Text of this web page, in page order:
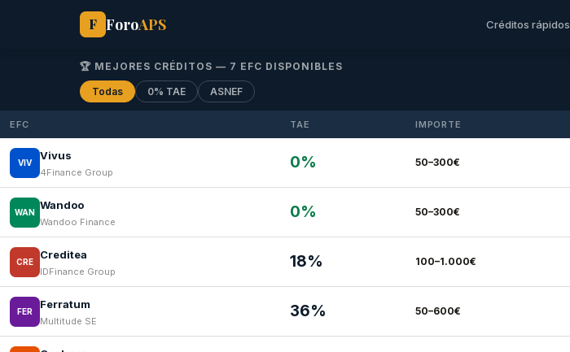
F ForoAPS Créditos rápidos
🏆 MEJORES CRÉDITOS — 7 EFC DISPONIBLES
Todas 0% TAE ASNEF
EFC TAE IMPORTE
VIV
Vivus
4Finance Group
0% 50–300€
WAN
Wandoo
Wandoo Finance
0% 50–300€
CRE
Creditea
IDFinance Group
18% 100–1.000€
FER
Ferratum
Multitude SE
36% 50–600€